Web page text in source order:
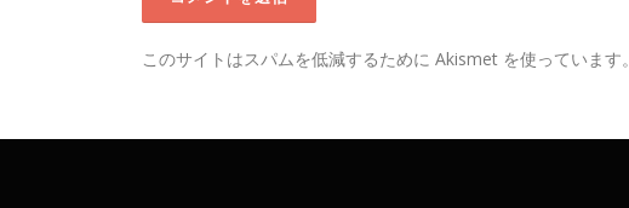
このサイトはスパムを低減するために Akismet を使っています。